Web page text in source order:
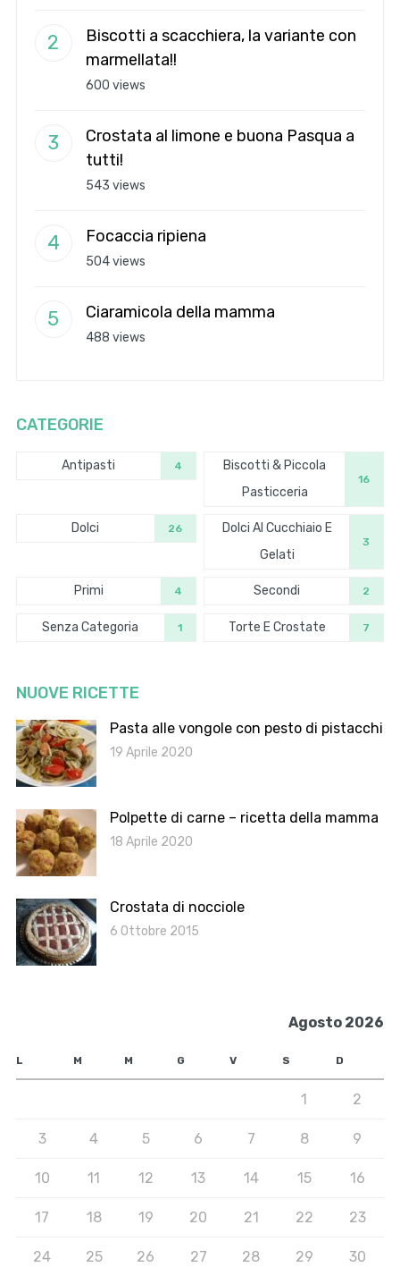
Biscotti a scacchiera, la variante con
marmellata!!
600 views
Crostata al limone e buona Pasqua a
tutti!
543 views
Focaccia ripiena
504 views
Ciaramicola della mamma
488 views
CATEGORIE
Antipasti 4
Biscotti & Piccola
Pasticceria
16
Dolci 26
Dolci Al Cucchiaio E
Gelati
3
Primi 4 Secondi 2
Senza Categoria 1 Torte E Crostate 7
NUOVE RICETTE
Pasta alle vongole con pesto di pistacchi
19 Aprile 2020
Polpette di carne – ricetta della mamma
18 Aprile 2020
Crostata di nocciole
6 Ottobre 2015
Agosto 2026
L M M G V S D
1 2
3 4 5 6 7 8 9
10 11 12 13 14 15 16
17 18 19 20 21 22 23
24 25 26 27 28 29 30